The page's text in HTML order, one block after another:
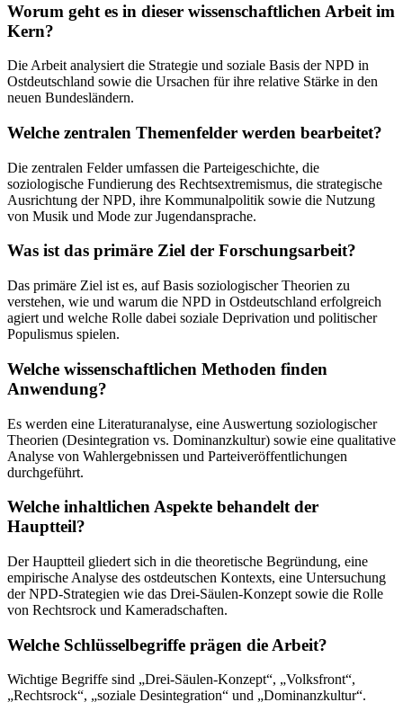
Worum geht es in dieser wissenschaftlichen Arbeit im
Kern?
Die Arbeit analysiert die Strategie und soziale Basis der NPD in
Ostdeutschland sowie die Ursachen für ihre relative Stärke in den
neuen Bundesländern.
Welche zentralen Themenfelder werden bearbeitet?
Die zentralen Felder umfassen die Parteigeschichte, die
soziologische Fundierung des Rechtsextremismus, die strategische
Ausrichtung der NPD, ihre Kommunalpolitik sowie die Nutzung
von Musik und Mode zur Jugendansprache.
Was ist das primäre Ziel der Forschungsarbeit?
Das primäre Ziel ist es, auf Basis soziologischer Theorien zu
verstehen, wie und warum die NPD in Ostdeutschland erfolgreich
agiert und welche Rolle dabei soziale Deprivation und politischer
Populismus spielen.
Welche wissenschaftlichen Methoden finden
Anwendung?
Es werden eine Literaturanalyse, eine Auswertung soziologischer
Theorien (Desintegration vs. Dominanzkultur) sowie eine qualitative
Analyse von Wahlergebnissen und Parteiveröffentlichungen
durchgeführt.
Welche inhaltlichen Aspekte behandelt der
Hauptteil?
Der Hauptteil gliedert sich in die theoretische Begründung, eine
empirische Analyse des ostdeutschen Kontexts, eine Untersuchung
der NPD-Strategien wie das Drei-Säulen-Konzept sowie die Rolle
von Rechtsrock und Kameradschaften.
Welche Schlüsselbegriffe prägen die Arbeit?
Wichtige Begriffe sind „Drei-Säulen-Konzept“, „Volksfront“,
„Rechtsrock“, „soziale Desintegration“ und „Dominanzkultur“.